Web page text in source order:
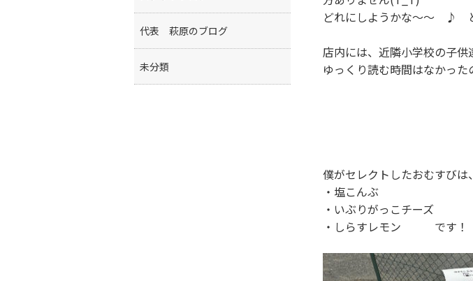
どれにしようかな～～ ♪
店内には、近隣小学校の子供
ゆっくり読む時間はなかっ
僕がセレクトしたおむすびは
・塩こんぶ
・いぶりがっこチーズ
・しらすレモン です！
代表 萩原のブログ
未分類